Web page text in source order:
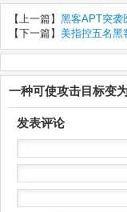
【上一篇】 黑客APT突袭
【下一篇】 美指控五名黑
一种可使攻击目标变
发表评论